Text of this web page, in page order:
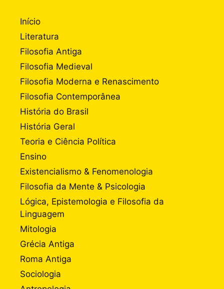
Início
Literatura
Filosofia Antiga
Filosofia Medieval
Filosofia Moderna e Renascimento
Filosofia Contemporânea
História do Brasil
História Geral
Teoria e Ciência Política
Ensino
Existencialismo & Fenomenologia
Filosofia da Mente & Psicologia
Lógica, Epistemologia e Filosofia da
Linguagem
Mitologia
Grécia Antiga
Roma Antiga
Sociologia